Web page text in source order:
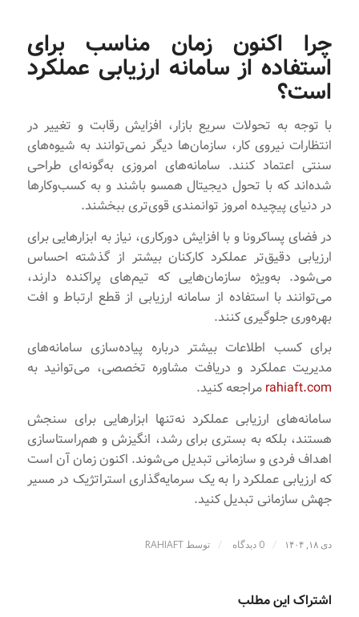
چرا اکنون زمان مناسب برای
استفاده از سامانه ارزیابی عملکرد
است؟
با توجه به تحولات سریع بازار، افزایش رقابت و تغییر در
انتظارات نیروی کار، سازمان‌ها دیگر نمی‌توانند به شیوه‌های
سنتی اعتماد کنند. سامانه‌های امروزی به‌گونه‌ای طراحی
شده‌اند که با تحول دیجیتال همسو باشند و به کسب‌وکارها
در دنیای پیچیده امروز توانمندی قوی‌تری ببخشند.
در فضای پساکرونا و با افزایش دورکاری، نیاز به ابزارهایی برای
ارزیابی دقیق‌تر عملکرد کارکنان بیشتر از گذشته احساس
می‌شود. به‌ویژه سازمان‌هایی که تیم‌های پراکنده دارند،
می‌توانند با استفاده از سامانه ارزیابی از قطع ارتباط و افت
بهره‌وری جلوگیری کنند.
برای کسب اطلاعات بیشتر درباره پیاده‌سازی سامانه‌های
مدیریت عملکرد و دریافت مشاوره تخصصی، می‌توانید به
rahiaft.com مراجعه کنید.
سامانه‌های ارزیابی عملکرد نه‌تنها ابزارهایی برای سنجش
هستند، بلکه به بستری برای رشد، انگیزش و هم‌راستاسازی
اهداف فردی و سازمانی تبدیل می‌شوند. اکنون زمان آن است
که ارزیابی عملکرد را به یک سرمایه‌گذاری استراتژیک در مسیر
جهش سازمانی تبدیل کنید.
دی ۱۸, ۱۴۰۴ / 0 دیدگاه / توسط RAHIAFT
اشتراک این مطلب